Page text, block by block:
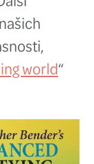
kalhoty